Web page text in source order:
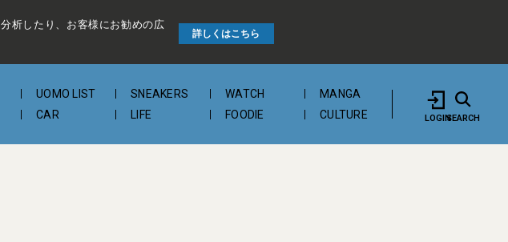
析したり、お客様にお勧めの広
詳しくはこちら
UOMO LIST SNEAKERS WATCH
MANGA
CAR LIFE FOODIE CULTURE LOGINSEARCH